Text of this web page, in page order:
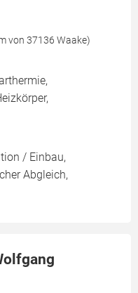
von 37136 Waake)
/ Einbau,
Abgleich,